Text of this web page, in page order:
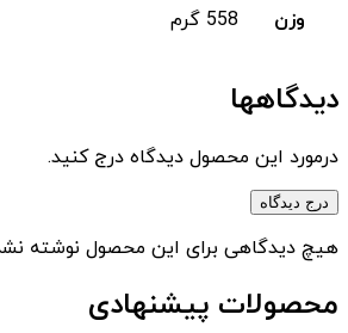
وزن 558 گرم
دیدگاهها
درمورد این محصول دیدگاه درج کنید.
درج دیدگاه
هیچ دیدگاهی برای این محصول نوشته
محصولات پیشنهادی